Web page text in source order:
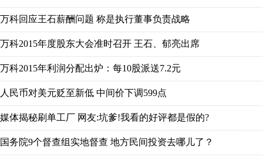
万科回应王石薪酬问题 称是执行董事负责战略
万科2015年度股东大会准时召开 王石、郁亮出席
万科2015年利润分配出炉：每10股派送7.2元
人民币对美元贬至新低 中间价下调599点
媒体揭秘刷单工厂 网友:坑爹!我看的好评都是假的?
国务院9个督查组实地督查 地方民间投资去哪儿了？